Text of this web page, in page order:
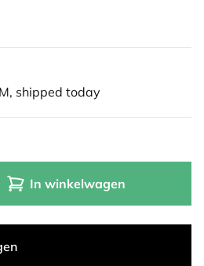
shipped today
In winkelwagen